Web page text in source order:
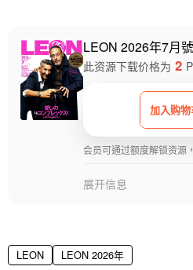
LEON 2026年7月號
加入购
此资源下载价格为 2
会员可通过额度解锁资源，
展开信息
LEON LEON 2026年